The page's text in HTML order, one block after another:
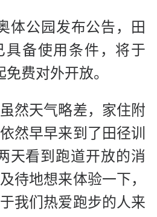
体公园发布公告，田
具备使用条件，将于
免费对外开放。
然天气略差，家住附
然早早来到了田径训
天看到跑道开放的消
待地想来体验一下，
我们热爱跑步的人来